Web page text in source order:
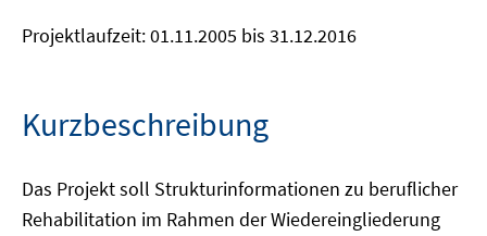
Projektlaufzeit: 01.11.2005 bis 31.12.2016
Kurzbeschreibung
Das Projekt soll Strukturinformationen zu beruflicher
Rehabilitation im Rahmen der Wiedereingliederung